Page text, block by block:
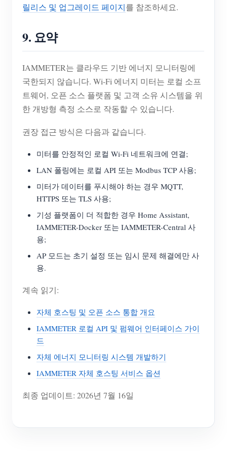
릴리스 및 업그레이드 페이지를 참조하세요.
9. 요약
IAMMETER는 클라우드 기반 에너지 모니터링에
국한되지 않습니다. Wi-Fi 에너지 미터는 로컬 소프
트웨어, 오픈 소스 플랫폼 및 고객 소유 시스템을 위
한 개방형 측정 소스로 작동할 수 있습니다.
권장 접근 방식은 다음과 같습니다.
미터를 안정적인 로컬 Wi-Fi 네트워크에 연결;
LAN 폴링에는 로컬 API 또는 Modbus TCP 사용;
미터가 데이터를 푸시해야 하는 경우 MQTT,
HTTPS 또는 TLS 사용;
기성 플랫폼이 더 적합한 경우 Home Assistant,
IAMMETER-Docker 또는 IAMMETER-Central 사
용;
AP 모드는 초기 설정 또는 임시 문제 해결에만 사
용.
계속 읽기:
자체 호스팅 및 오픈 소스 통합 개요
IAMMETER 로컬 API 및 펌웨어 인터페이스 가이
드
자체 에너지 모니터링 시스템 개발하기
IAMMETER 자체 호스팅 서비스 옵션
최종 업데이트: 2026년 7월 16일